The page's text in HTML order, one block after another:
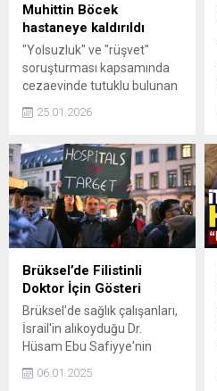
Muhittin Böcek
hastaneye kaldırıldı
"Yolsuzluk" ve "rüşvet"
soruşturması kapsamında
cezaevinde tutuklu bulunan
Belediye Başkanı Muhittin
25.01.2026
Brüksel’de Filistinli
Doktor İçin Gösteri
Brüksel'de sağlık çalışanları,
İsrail'in alıkoyduğu Dr.
Hüsam Ebu Safiyye'nin
06.01.2025